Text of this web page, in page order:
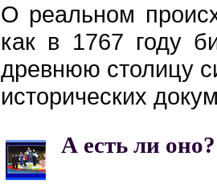
О реальном
как в 1767 году
древнюю столицу
исторических
А есть ли оно?